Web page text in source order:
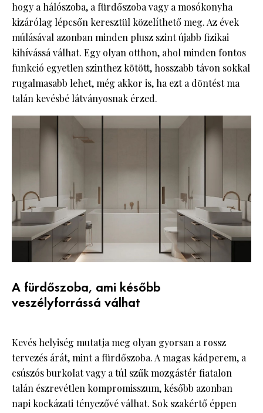
hogy a hálószoba, a fürdőszoba vagy a mosókonyha
kizárólag lépcsőn keresztül közelíthető meg. Az évek
múlásával azonban minden plusz szint újabb fizikai
kihívássá válhat. Egy olyan otthon, ahol minden fontos
funkció egyetlen szinthez kötött, hosszabb távon sokkal
rugalmasabb lehet, még akkor is, ha ezt a döntést ma
talán kevésbé látványosnak érzed.
A fürdőszoba, ami később
veszélyforrássá válhat
Kevés helyiség mutatja meg olyan gyorsan a rossz
tervezés árát, mint a fürdőszoba. A magas kádperem, a
csúszós burkolat vagy a túl szűk mozgástér fiatalon
talán észrevétlen kompromisszum, később azonban
napi kockázati tényezővé válhat. Sok szakértő éppen